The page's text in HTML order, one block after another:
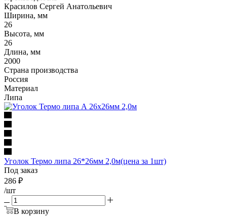
Красилов Сергей Анатольевич
Ширина, мм
26
Высота, мм
26
Длина, мм
2000
Страна производства
Россия
Материал
Липа
Уголок Термо липа 26*26мм 2,0м(цена за 1шт)
Под заказ
286 ₽
/шт
В корзину